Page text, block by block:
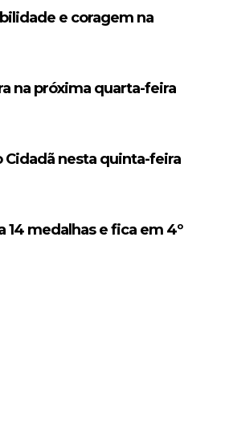
e coragem na
na próxima quarta-feira
Cidadã nesta quinta-feira
14 medalhas e fica em 4º